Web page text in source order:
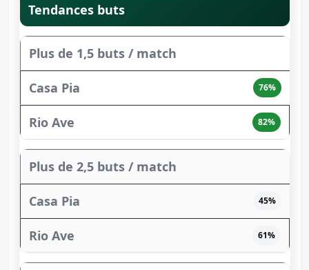
Tendances buts
Plus de 1,5 buts / match
76%
82%
Plus de 2,5 buts / match
45%
61%